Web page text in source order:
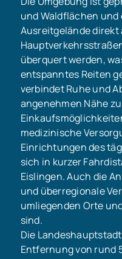
und Waldflächen
Ausreitgelände direkt
überquert werden,
entspanntes Reiten
verbindet Ruhe und
angenehmen Nähe
medizinische
Einrichtungen des
sich in kurzer
Eislingen. Auch die
und überregionale
umliegenden Orte
sind.
Die
Entfernung von rund